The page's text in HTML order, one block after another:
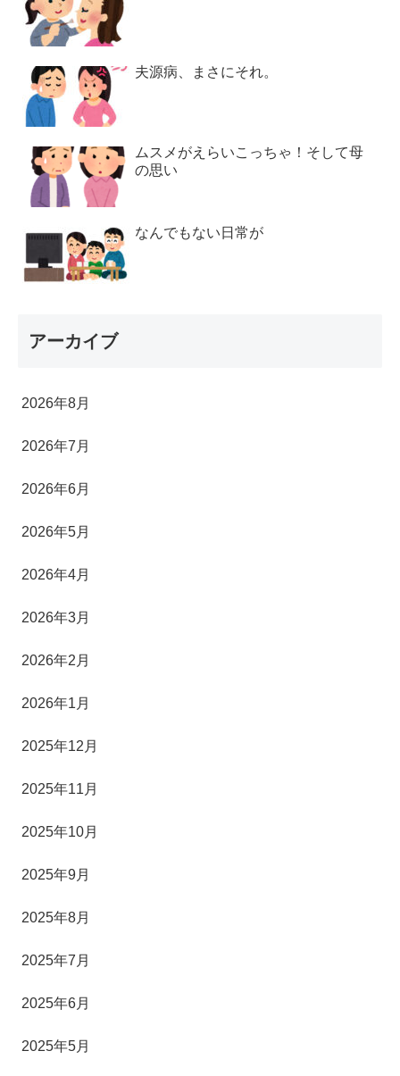
夫源病、まさにそれ。
ムスメがえらいこっちゃ！そして母
の思い
なんでもない日常が
アーカイブ
2026年8月
2026年7月
2026年6月
2026年5月
2026年4月
2026年3月
2026年2月
2026年1月
2025年12月
2025年11月
2025年10月
2025年9月
2025年8月
2025年7月
2025年6月
2025年5月